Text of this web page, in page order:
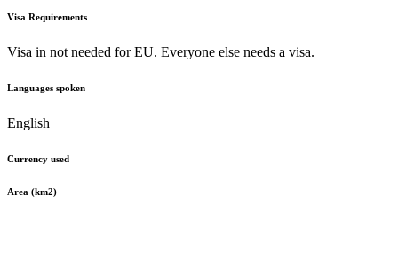
Visa Requirements
Visa in not needed for EU. Everyone else needs a visa.
Languages spoken
English
Currency used
Area (km2)